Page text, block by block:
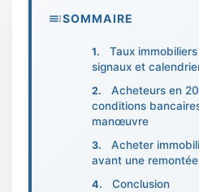
SOMMAIRE
Taux
signaux et
Acheteurs en
conditions
manœuvre
Acheter
avant une
Conclusion